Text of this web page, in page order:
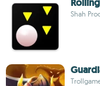
Shah